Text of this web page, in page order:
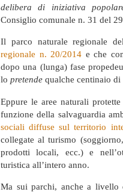
delibera di iniziativa
Consiglio comunale n. 31 del
Il parco naturale regionale
regionale n. 20/2014 e che
dopo una (lunga) fase
lo pretende qualche centinaio di
Eppure le aree naturali
funzione della salvaguardia
sociali diffuse sul territorio
collegate al turismo
prodotti locali, ecc.) e
turistica all’intero anno.
Ma sui parchi, anche a livello